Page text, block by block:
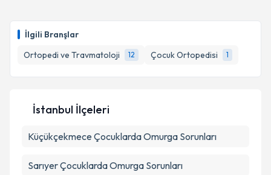
İlgili Branşlar
Ortopedi ve Travmatoloji
12 Çocuk Ortopedisi 1
takvim hazırlandığında e-posta ile bilgilendireceğiz.
Metni'ni okudum ve kişisel verilerimin belirtilen
İstanbul İlçeleri
Küçükçekmece Çocuklarda Omurga Sorunları
SarıyerÇocuklarda Omurga Sorunları